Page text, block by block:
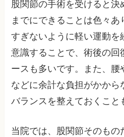
股関節の手術を受けると決
までにできることは色々あ
すぎないように軽い運動を
意識することで、術後の回
ースも多いです。また、腰
などに余計な負担がかから
バランスを整えておくこと
当院では、股関節そのもの